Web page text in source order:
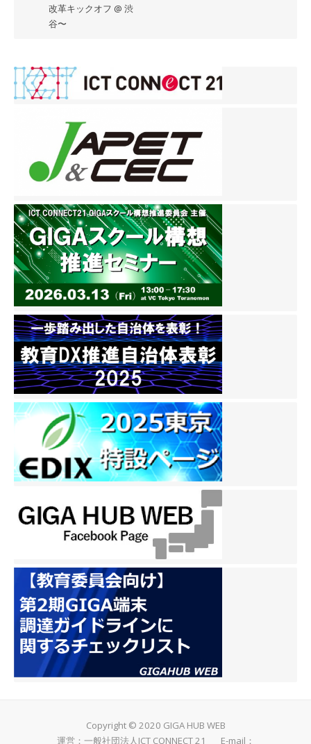
ン
改革キックオフ @ 渋
谷〜
Copyright © 2020 GIGA HUB WEB
運営：一般社団法人ICT CONNECT 21 E-mail：